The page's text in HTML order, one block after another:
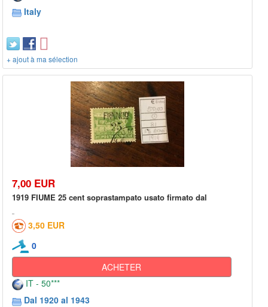
Italy
+ ajout à ma sélection
7,00 EUR
1919 FIUME 25 cent soprastampato usato firmato dal
3,50 EUR
0
ACHETER
IT - 50***
Dal 1920 al 1943